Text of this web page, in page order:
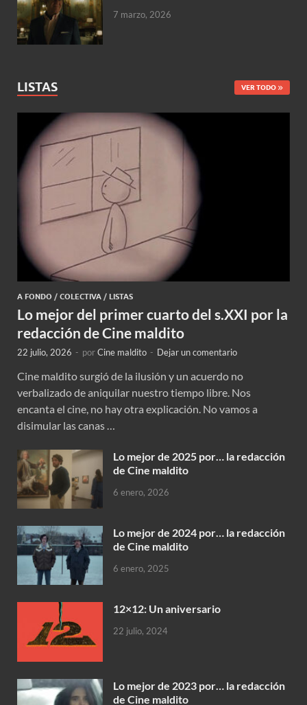
7 marzo, 2026
LISTAS VER TODO
A FONDO / COLECTIVA / LISTAS
Lo mejor del primer cuarto del s.XXI por la
redacción de Cine maldito
22 julio, 2026 - porCine maldito - Dejar un comentario
Cine maldito surgió de la ilusión y un acuerdo no
verbalizado de aniquilar nuestro tiempo libre. Nos
encanta el cine, no hay otra explicación. No vamos a
disimular las canas …
Lo mejor de 2025 por… la redacción
de Cine maldito
6 enero, 2026
Lo mejor de 2024 por… la redacción
de Cine maldito
6 enero, 2025
12×12: Un aniversario
22 julio, 2024
Lo mejor de 2023 por… la redacción
de Cine maldito